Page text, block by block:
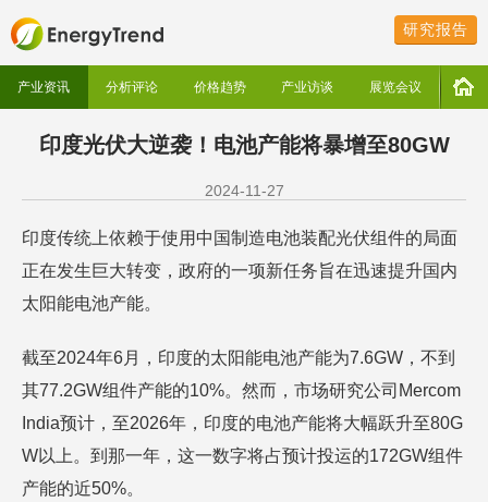
研究报告
产业资讯 分析评论 价格趋势 产业访谈 展览会议
印度光伏大逆袭！电池产能将暴增至80GW
2024-11-27
印度传统上依赖于使用中国制造电池装配光伏组件的局面
正在发生巨大转变，政府的一项新任务旨在迅速提升国内
太阳能电池产能。
截至2024年6月，印度的太阳能电池产能为7.6GW，不到
其77.2GW组件产能的10%。然而，市场研究公司Mercom
India预计，至2026年，印度的电池产能将大幅跃升至80G
W以上。到那一年，这一数字将占预计投运的172GW组件
产能的近50%。